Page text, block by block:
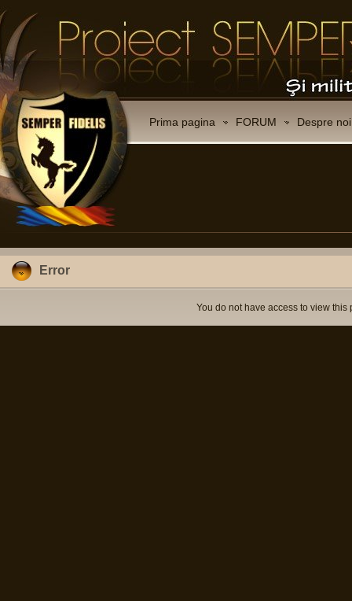
Prima pagina FORUM Despre noi
Error
You do not have access to view this